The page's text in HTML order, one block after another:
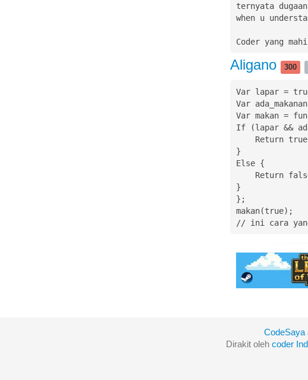
ternyata
when u
Coder yang
Aligano 300
Var lapar =
Var
Var makan =
If (lapar &&
}
Else {
}
};
makan(true);
// ini cara
CodeSaya
Dirakit oleh coder